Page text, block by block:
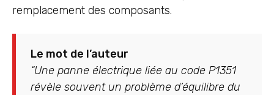
remplacement des composants.
Le mot de l’auteur
“Une panne électrique liée au code P1351
révèle souvent un problème d’équilibre du